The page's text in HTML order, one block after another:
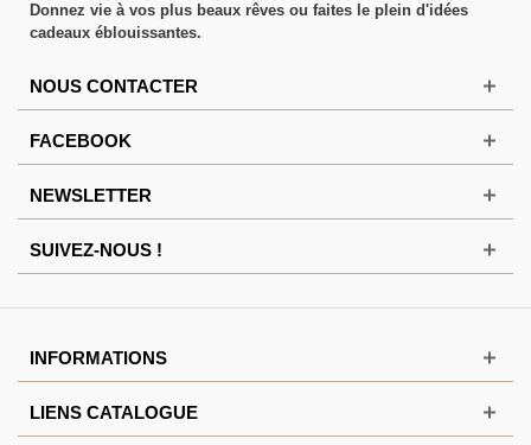
Donnez vie à vos plus beaux rêves ou faites le plein d'idées
cadeaux éblouissantes.
NOUS CONTACTER
FACEBOOK
NEWSLETTER
SUIVEZ-NOUS !
INFORMATIONS
LIENS CATALOGUE